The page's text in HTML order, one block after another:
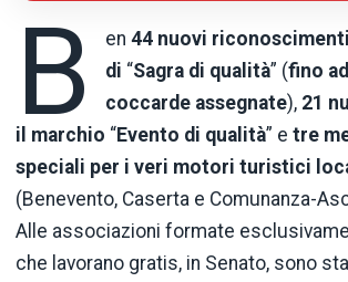
B en44 nuovi
di “Sagra di qualità” (fino
coccarde assegnate), 21
il marchio “Evento di qualità” e tre
speciali per i veri motori turistici
(Benevento, Caserta e Comunanza-
Alle associazioni formate
che lavorano gratis, in Senato, sono